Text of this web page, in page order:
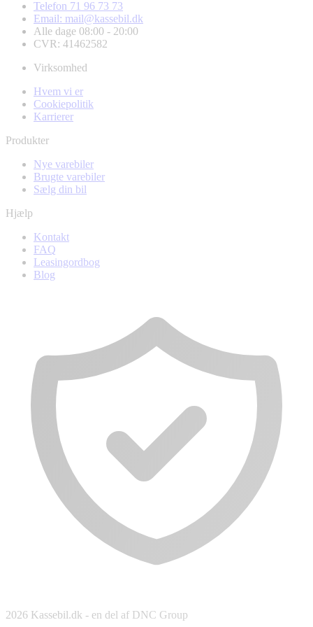
Telefon 71 96 73 73
Email: mail@kassebil.dk
Alle dage 08:00 - 20:00
CVR: 41462582
Virksomhed
Hvem vi er
Cookiepolitik
Karrierer
Produkter
Nye varebiler
Brugte varebiler
Sælg din bil
Hjælp
Kontakt
FAQ
Leasingordbog
Blog
2026 Kassebil.dk - en del af DNC Group